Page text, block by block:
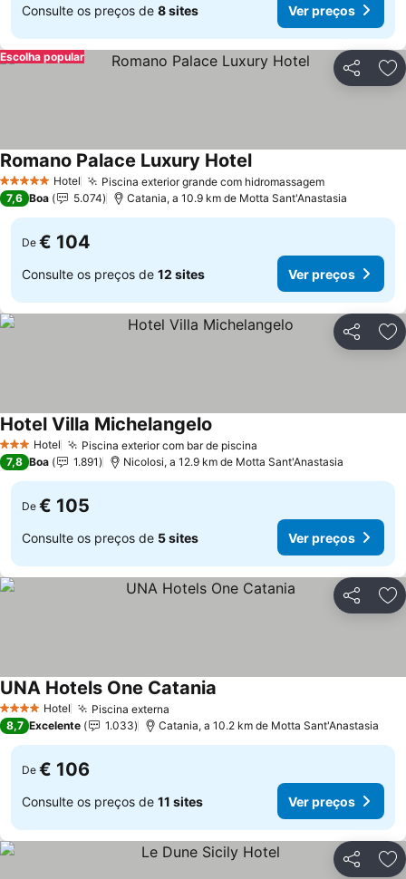
Consulte os preços de 8 sites Ver preços
Partilhar
Escolha popular
5 Estrelas Hotel Piscina exterior grande com hidromassagem
Romano Palace Luxury Hotel
7,6 Boa 5.074 Catania, a 10.9 km de Motta Sant'Anastasia
De € 104
Consulte os preços de 12 sites Ver preços
Partilhar
3 EstrelasHotel Piscina exterior com bar de piscina
Hotel Villa Michelangelo
7,8 Boa 1.891 Nicolosi, a 12.9 km de Motta Sant'Anastasia
De € 105
Consulte os preços de 5 sites Ver preços
Partilhar
4 EstrelasHotel Piscina externa
UNA Hotels One Catania
8,7 Excelente 1.033 Catania, a 10.2 km de Motta Sant'Anastasia
De € 106
Consulte os preços de 11 sites Ver preços
Partilhar